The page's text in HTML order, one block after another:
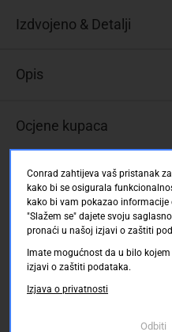
Izdvojeno & Detalji
Content:
1
Broj
Ukupan
broj
polova:
2
Opis
Ocjene kupaca
Conrad zahtijeva vaš pristanak
kako bi se osigurala
kako bi vam pokazao
"Slažem se" dajete svoju
pronaći u našoj izjavi o zaštiti
Imate mogućnost da u bilo
izjavi o zaštiti podataka.
Izjava o privatnosti
Odbiti